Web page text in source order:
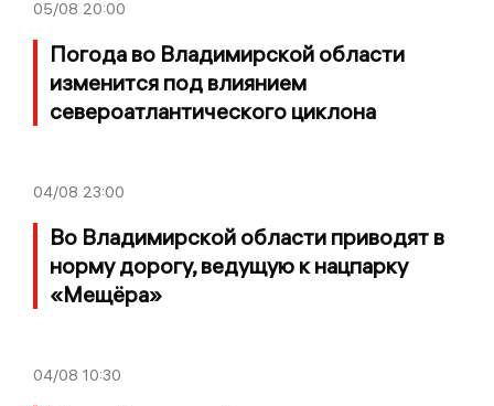
05/08 20:00
Погода во Владимирской области
изменится под влиянием
североатлантического циклона
04/08 23:00
Во Владимирской области приводят в
норму дорогу, ведущую к нацпарку
«Мещёра»
04/08 10:30